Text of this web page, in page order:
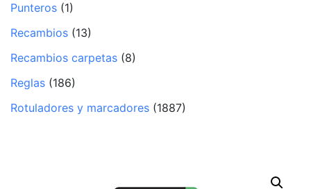
Punteros (1)
Recambios (13)
Recambios carpetas (8)
Reglas (186)
Rotuladores y marcadores (1887)